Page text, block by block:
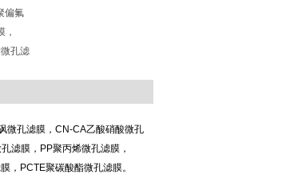
偏氟
，
孔滤
微孔滤膜，CN-CA乙酸硝酸微孔
滤膜，PP聚丙烯微孔滤膜，
，PCTE聚碳酸酯微孔滤膜。